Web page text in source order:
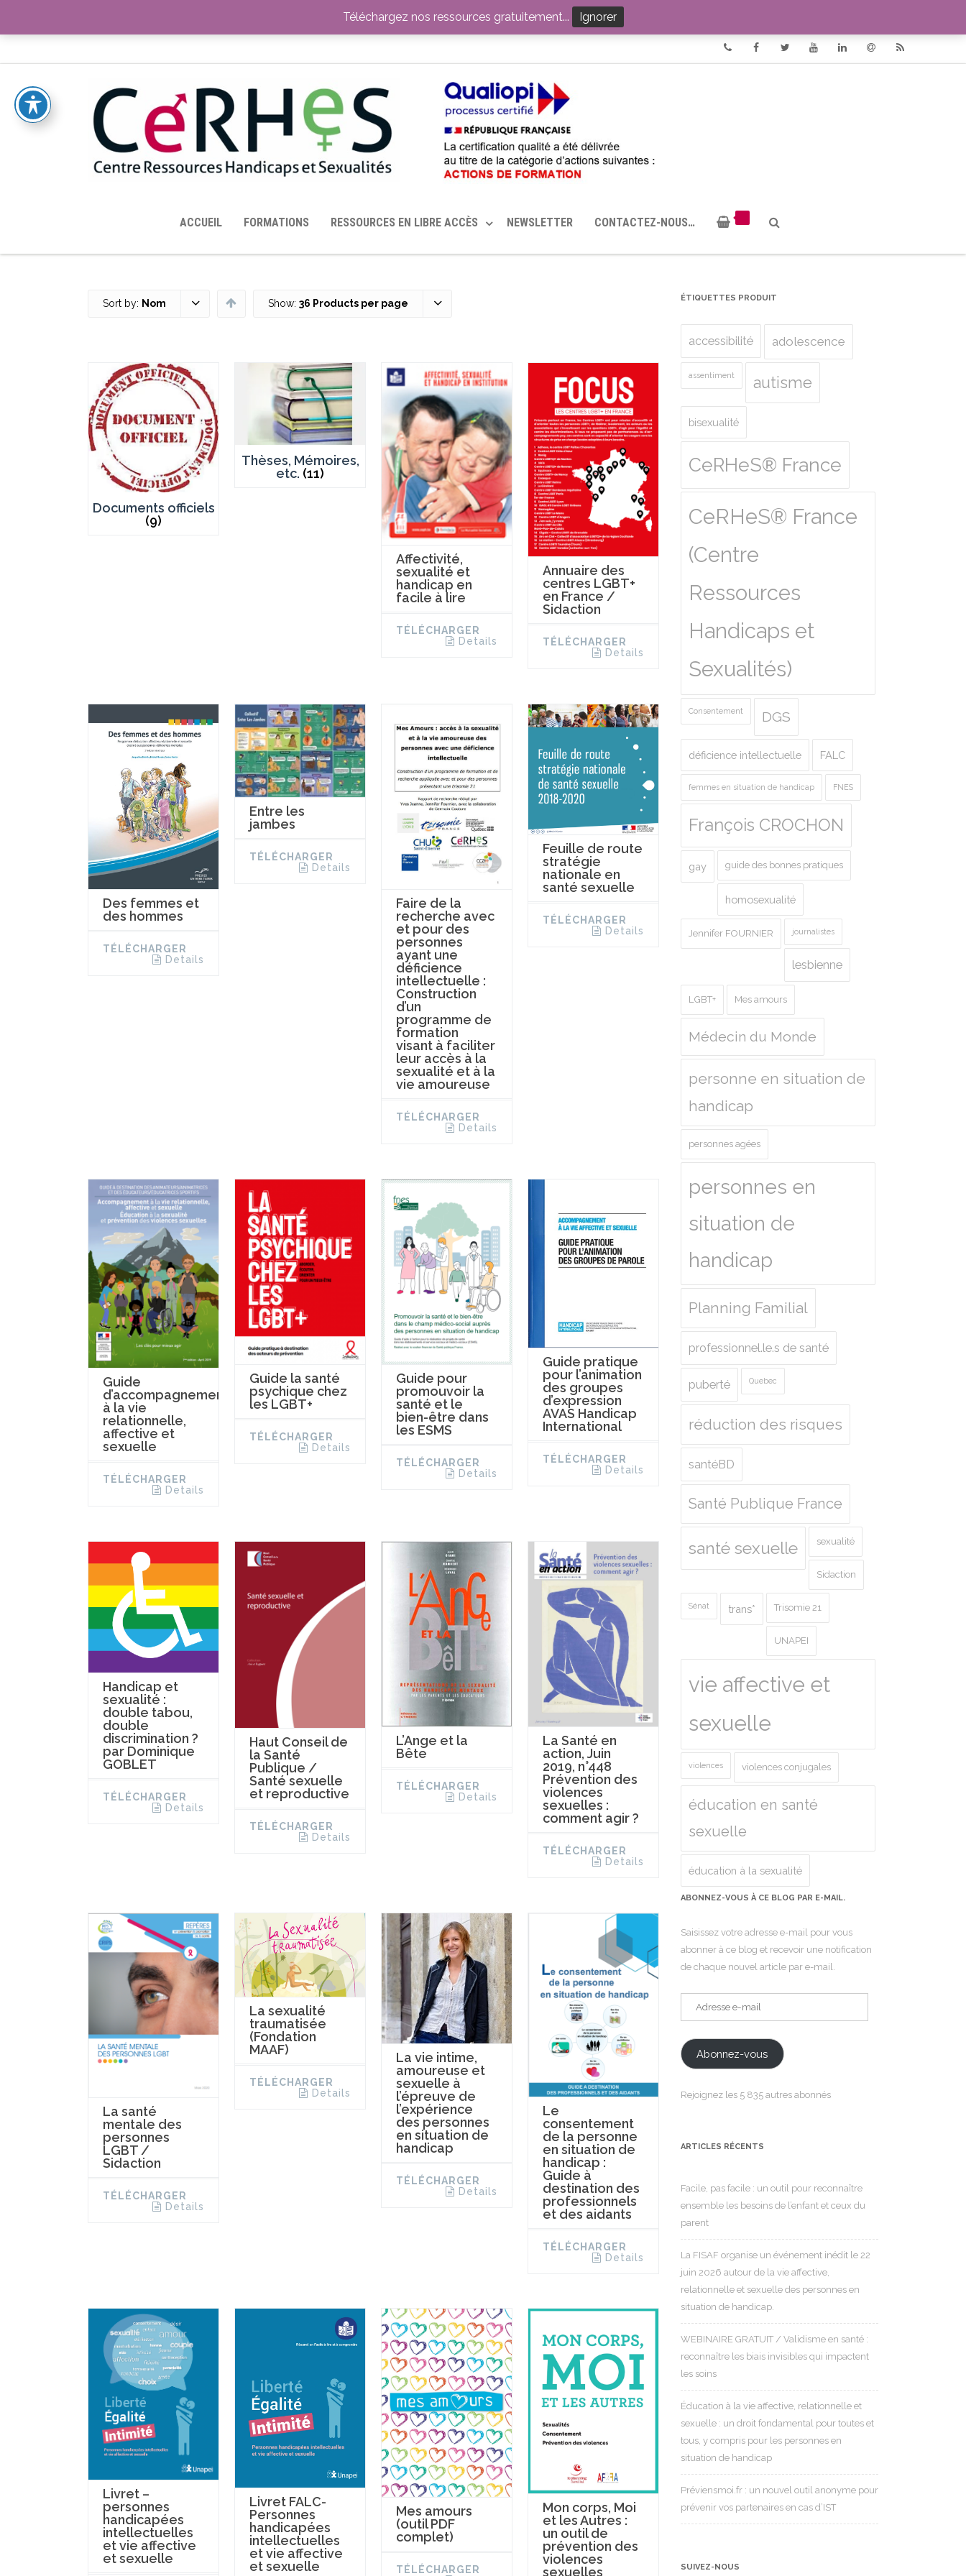
TOUTES LES RESSOURCES MISES À DISPOSITION PAR LE CERHES® FRANCE OUTILS EN SANTÉ SEXUELLE
ACCUEIL FORMATIONS RESSOURCES EN LIBRE ACCÈS NEWSLETTER CONTACTEZ-NOUS…
Sort by: Nom Show: 36 Products per page
Documents officiels
(9)
Thèses, Mémoires,
etc. (11)
Affectivité,
sexualité et
handicap en
facile à lire
TÉLÉCHARGER
Details
Annuaire des
centres LGBT+
en France /
Sidaction
TÉLÉCHARGER
Details
Des femmes et
des hommes
TÉLÉCHARGER
Details
Entre les
jambes
TÉLÉCHARGER
Details
Faire de la
recherche avec
et pour des
personnes
ayant une
déficience
intellectuelle :
Construction
d’un
programme de
formation
visant à faciliter
leur accès à la
sexualité et à la
vie amoureuse
TÉLÉCHARGER
Details
Feuille de route
stratégie
nationale en
santé sexuelle
TÉLÉCHARGER
Details
Guide
d’accompagnement
à la vie
relationnelle,
affective et
sexuelle
TÉLÉCHARGER
Details
Guide la santé
psychique chez
les LGBT+
TÉLÉCHARGER
Details
Guide pour
promouvoir la
santé et le
bien-être dans
les ESMS
TÉLÉCHARGER
Details
Guide pratique
pour l’animation
des groupes
d’expression
AVAS Handicap
International
TÉLÉCHARGER
Details
Handicap et
sexualité :
double tabou,
double
discrimination ?
par Dominique
GOBLET
TÉLÉCHARGER
Details
Haut Conseil de
la Santé
Publique /
Santé sexuelle
et reproductive
TÉLÉCHARGER
Details
L’Ange et la
Bête
TÉLÉCHARGER
Details
La Santé en
action, Juin
2019, n°448
Prévention des
violences
sexuelles :
comment agir ?
TÉLÉCHARGER
Details
La santé
mentale des
personnes
LGBT /
Sidaction
TÉLÉCHARGER
Details
La sexualité
traumatisée
(Fondation
MAAF)
TÉLÉCHARGER
Details
La vie intime,
amoureuse et
sexuelle à
l’épreuve de
l’expérience
des personnes
en situation de
handicap
TÉLÉCHARGER
Details
Le
consentement
de la personne
en situation de
handicap :
Guide à
destination des
professionnels
et des aidants
TÉLÉCHARGER
Details
Livret –
personnes
handicapées
intellectuelles
et vie affective
et sexuelle
Livret FALC-
Personnes
handicapées
intellectuelles
et vie affective
et sexuelle
Mes amours
(outil PDF
complet)
TÉLÉCHARGER
Mon corps, Moi
et les Autres :
un outil de
prévention des
violences
sexuelles
ÉTIQUETTES PRODUIT
accessibilité adolescence
assentiment autisme
bisexualité
CeRHeS® France
CeRHeS® France
(Centre
Ressources
Handicaps et
Sexualités)
Consentement DGS
déficience intellectuelle FALC
femmes en situation de handicap FNES
François CROCHON
gay guide des bonnes pratiques
homosexualité
Jennifer FOURNIER journalistes
lesbienne
LGBT+ Mes amours
Médecin du Monde
personne en situation de
handicap
personnes agées
personnes en
situation de
handicap
Planning Familial
professionnel.le.s de santé
puberté Quebec
réduction des risques
santéBD
Santé Publique France
santé sexuelle sexualité
Sidaction
Sénat trans* Trisomie 21
UNAPEI
vie affective et
sexuelle
violences violences conjugales
éducation en santé
sexuelle
éducation à la sexualité
ABONNEZ-VOUS À CE BLOG PAR E-MAIL.
Saisissez votre adresse e-mail pour vous
abonner à ce blog et recevoir une notification
de chaque nouvel article par e-mail.
Adresse
e-
Abonnez-vous
Rejoignez les 5 835 autres abonnés
ARTICLES RÉCENTS
Facile, pas facile : un outil pour reconnaître
ensemble les besoins de l’enfant et ceux du
parent
La FISAF organise un événement inédit le 22
juin 2026 autour de la vie affective,
relationnelle et sexuelle des personnes en
situation de handicap.
WEBINAIRE GRATUIT / Validisme en santé :
reconnaître les biais invisibles qui impactent
les soins
Éducation à la vie affective, relationnelle et
sexuelle : un droit fondamental pour toutes et
tous, y compris pour les personnes en
situation de handicap
Préviensmoi.fr : un nouvel outil anonyme pour
prévenir vos partenaires en cas d’IST
SUIVEZ-NOUS
Téléchargez nos ressources gratuitement... Ignorer